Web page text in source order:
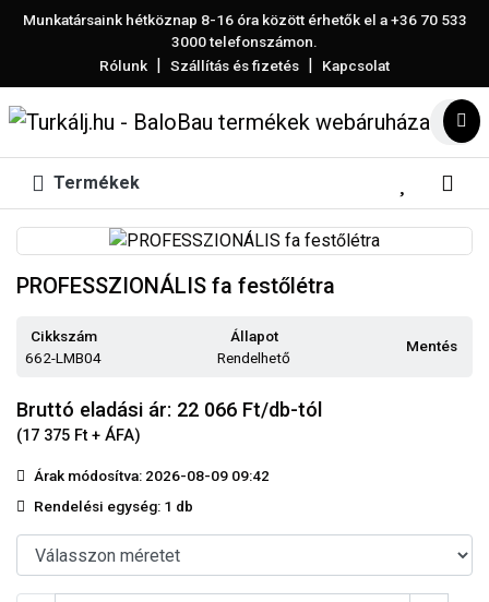
Munkatársaink hétköznap 8-16 óra között érhetők el a+36 70 533
3000telefonszámon.
Rólunk | Szállítás és fizetés | Kapcsolat
Termékek
PROFESSZIONÁLIS fa festőlétra
Cikkszám
662-LMB04
Állapot
Rendelhető
Mentés
Bruttó eladási ár: 22 066 Ft/db-tól
(17 375 Ft + ÁFA)
Árak módosítva: 2026-08-09 09:42
Rendelési egység: 1 db